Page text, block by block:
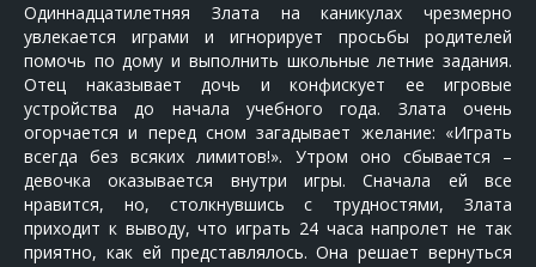
Одиннадцатилетняя Злата на каникулах чрезмерно
увлекается играми и игнорирует просьбы родителей
помочь по дому и выполнить школьные летние задания.
Отец наказывает дочь и конфискует ее игровые
устройства до начала учебного года. Злата очень
огорчается и перед сном загадывает желание: «Играть
всегда без всяких лимитов!». Утром оно сбывается –
девочка оказывается внутри игры. Сначала ей все
нравится, но, столкнувшись с трудностями, Злата
приходит к выводу, что играть 24 часа напролет не так
приятно, как ей представлялось. Она решает вернуться